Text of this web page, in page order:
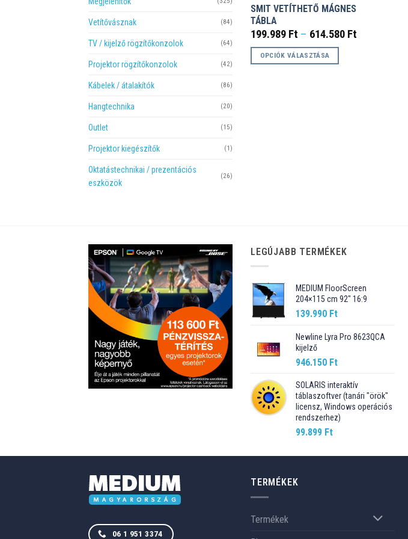
Vetítővásznak (84)
TV / kijelző rögzítőkonzolok (64)
Projektor rögzítőkonzolok (42)
Kábelek / átalakítók (86)
Hangtechnika (20)
Outlet (15)
Projektor kiegészítők (1)
Oktatástechnikai / prezentációs
eszközök
(26)
SMIT VETÍTHETŐ MÁGNES
TÁBLA
199.989 Ft – 614.580 FtÁrtartomány:
OPCIÓK VÁLASZTÁSA
LEGÚJABB TERMÉKEK
MEDIUM FloorScreen
204×115 cm 92″ 16:9
139.990 Ft
Newline Lyra Pro 8623QCA
kijelző
946.150 Ft
SOLARIS interaktív
táblaszoftver (tanári "örök"
licensz, Windows operációs
rendszerhez)
99.899 Ft
06 1 951 3374
TERMÉKEK
Termékek